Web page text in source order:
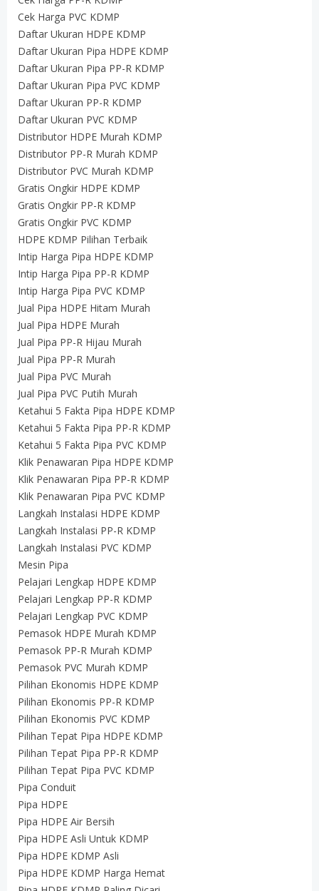
Cek Harga PVC KDMP
Daftar Ukuran HDPE KDMP
Daftar Ukuran Pipa HDPE KDMP
Daftar Ukuran Pipa PP-R KDMP
Daftar Ukuran Pipa PVC KDMP
Daftar Ukuran PP-R KDMP
Daftar Ukuran PVC KDMP
Distributor HDPE Murah KDMP
Distributor PP-R Murah KDMP
Distributor PVC Murah KDMP
Gratis Ongkir HDPE KDMP
Gratis Ongkir PP-R KDMP
Gratis Ongkir PVC KDMP
HDPE KDMP Pilihan Terbaik
Intip Harga Pipa HDPE KDMP
Intip Harga Pipa PP-R KDMP
Intip Harga Pipa PVC KDMP
Jual Pipa HDPE Hitam Murah
Jual Pipa HDPE Murah
Jual Pipa PP-R Hijau Murah
Jual Pipa PP-R Murah
Jual Pipa PVC Murah
Jual Pipa PVC Putih Murah
Ketahui 5 Fakta Pipa HDPE KDMP
Ketahui 5 Fakta Pipa PP-R KDMP
Ketahui 5 Fakta Pipa PVC KDMP
Klik Penawaran Pipa HDPE KDMP
Klik Penawaran Pipa PP-R KDMP
Klik Penawaran Pipa PVC KDMP
Langkah Instalasi HDPE KDMP
Langkah Instalasi PP-R KDMP
Langkah Instalasi PVC KDMP
Mesin Pipa
Pelajari Lengkap HDPE KDMP
Pelajari Lengkap PP-R KDMP
Pelajari Lengkap PVC KDMP
Pemasok HDPE Murah KDMP
Pemasok PP-R Murah KDMP
Pemasok PVC Murah KDMP
Pilihan Ekonomis HDPE KDMP
Pilihan Ekonomis PP-R KDMP
Pilihan Ekonomis PVC KDMP
Pilihan Tepat Pipa HDPE KDMP
Pilihan Tepat Pipa PP-R KDMP
Pilihan Tepat Pipa PVC KDMP
Pipa Conduit
Pipa HDPE
Pipa HDPE Air Bersih
Pipa HDPE Asli Untuk KDMP
Pipa HDPE KDMP Asli
Pipa HDPE KDMP Harga Hemat